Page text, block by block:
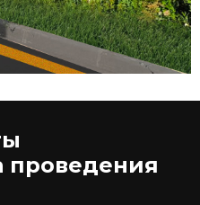
проведения